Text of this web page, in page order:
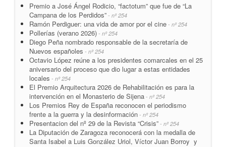
Premio a José Ángel Rodicio, “factotum” que fue de “La
Campana de los Perdidos” - nº 254
Ramón Perdiguer: una vida de amor por el cine - nº 254
Pollerías (verano 2026) - nº 254
Diego Peña nombrado responsable de la secretaría de
Nuevos españoles - nº 254
Octavio López reúne a los presidentes comarcales en el 25
aniversario del proceso que dio lugar a estas entidades
locales - nº 254
El Premio Arquitectura 2026 de Rehabilitación es para la
intervención en el Monasterio de Sijena - nº 254
Los Premios Rey de España reconocen el periodismo
frente a la guerra y la desinformación - nº 254
Presentacion del nº 29 de la Revista “Crisis” - nº 254
La Diputación de Zaragoza reconocerá con la medalla de
Santa Isabel a Luis González Uriol, Víctor Juan Borroy y